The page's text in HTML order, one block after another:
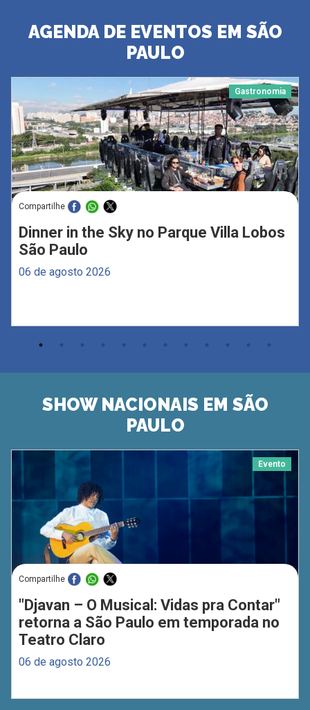
AGENDA DE EVENTOS EM SÃO
PAULO
Gastronomia
Compartilhe
Dinner in the Sky no Parque Villa Lobos
São Paulo
06 de agosto 2026
SHOW NACIONAIS EM SÃO
PAULO
Evento
Compartilhe
"Djavan – O Musical: Vidas pra Contar"
retorna a São Paulo em temporada no
Teatro Claro
06 de agosto 2026